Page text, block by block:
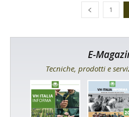
1
E-
Tecniche, prodotti e